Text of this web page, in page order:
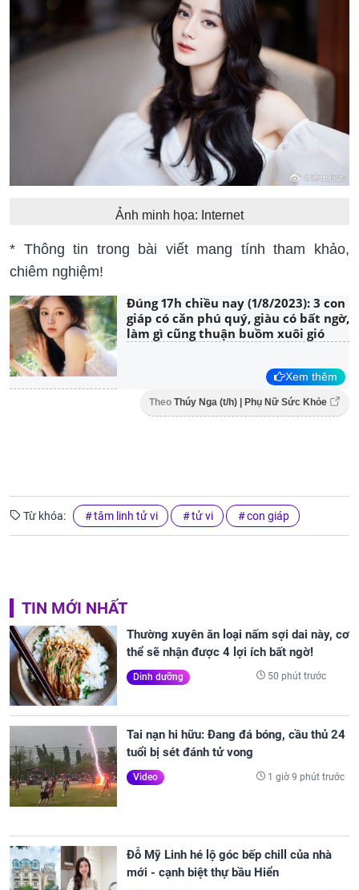
Ảnh minh họa: Internet
* Thông tin trong bài viết mang tính tham khảo,
chiêm nghiệm!
Đúng 17h chiều nay (1/8/2023): 3 con
giáp có căn phú quý, giàu có bất ngờ,
làm gì cũng thuận buồm xuôi gió
Xem thêm
Theo Thúy Nga (t/h) | Phụ Nữ Sức Khỏe
Từ khóa: tâm linh tử vi tử vi con giáp
TIN MỚI NHẤT
Thường xuyên ăn loại nấm sợi dai này, cơ
thể sẽ nhận được 4 lợi ích bất ngờ!
Dinh dưỡng 50 phút trước
Tai nạn hi hữu: Đang đá bóng, cầu thủ 24
tuổi bị sét đánh tử vong
Video 1 giờ 9 phút trước
Đỗ Mỹ Linh hé lộ góc bếp chill của nhà
mới - cạnh biệt thự bầu Hiển